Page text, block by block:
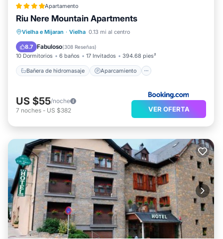
Apartamento
Riu Nere Mountain Apartments
Vielha e Mijaran · Vielha 0.13 mi al centro
8.7 Fabuloso(308 Reseñas)
10 Dormitorios 6 baños 17 Invitados 394.68 pies²
Bañera de hidromasaje Aparcamiento
Bañera de hidromasaje
Aparcamiento
Esquí
Internet
US $55/noche
7 noches - US $382 VER OFERTA